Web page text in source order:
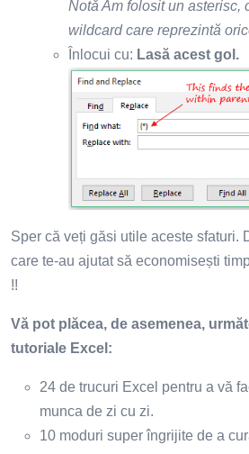
Notă Am folosit un asterisc,
wildcard care reprezintă
Înlocui cu: Lasă acest gol.
Sper că veți găsi utile aceste sfaturi.
care te-au ajutat să economisești
!!
Vă pot plăcea, de asemenea,
tutoriale Excel:
24 de trucuri Excel pentru a vă
munca de zi cu zi.
10 moduri super îngrijite de a